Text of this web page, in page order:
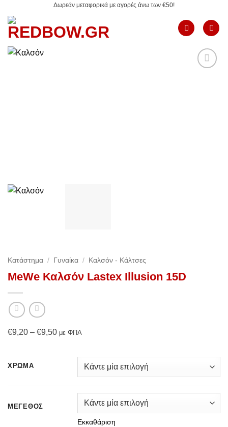
στο
περιεχόμενο
Δωρεάν μεταφορικά με αγορές άνω των €50!
Κατάστημα / Γυναίκα / Καλσόν - Κάλτσες
MeWe Καλσόν Lastex Illusion 15D
€9,20 – €9,50Price
με ΦΠΑ
ΧΡΏΜΑ
ΜΈΓΕΘΟΣ
Εκκαθάριση